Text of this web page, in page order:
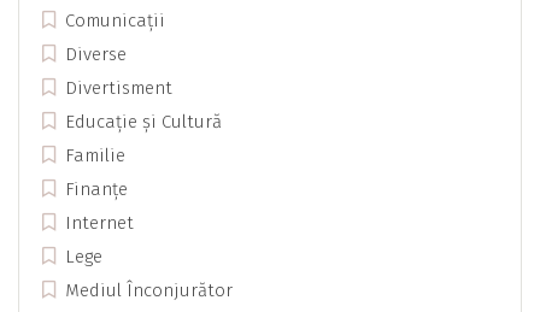
Comunicații
Diverse
Divertisment
Educație și Cultură
Familie
Finanțe
Internet
Lege
Mediul Înconjurător